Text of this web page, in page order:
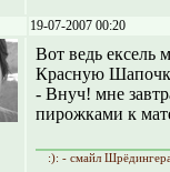
19-07-2007 00:20
Вот ведь ексель
Красную
- Внуч! мне
пирожками к
:): - смайл